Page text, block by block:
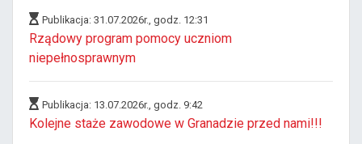
Publikacja: 31.07.2026r., godz. 12:31
Rządowy program pomocy uczniom
niepełnosprawnym
Publikacja: 13.07.2026r., godz. 9:42
Kolejne staże zawodowe w Granadzie przed nami!!!